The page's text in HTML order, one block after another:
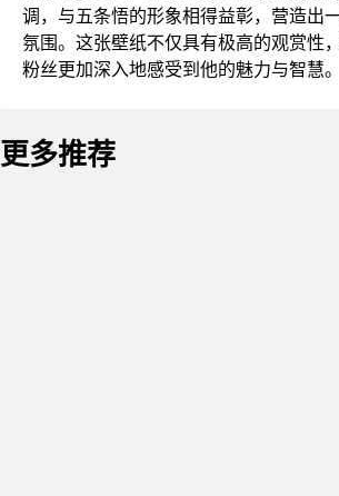
调，与五条悟的形象相得益彰，营造出
氛围。这张壁纸不仅具有极高的观赏性
粉丝更加深入地感受到他的魅力与智慧。
更多推荐